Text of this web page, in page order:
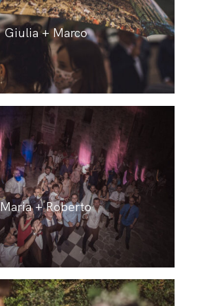
Giulia + Marco
Maria + Roberto